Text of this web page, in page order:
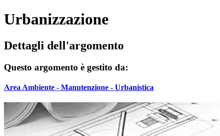
Urbanizzazione
Dettagli dell'argomento
Questo argomento è gestito da:
Area Ambiente - Manutenzione - Urbanistica